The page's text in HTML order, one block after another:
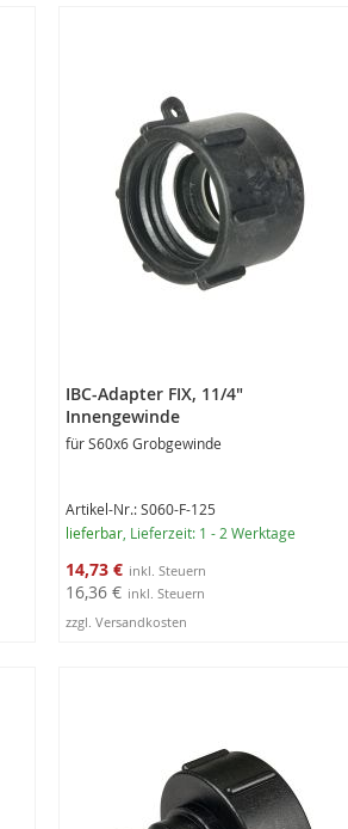
IBC-Adapter FIX, 11/4"
Innengewinde
für S60x6 Grobgewinde
Artikel-Nr.: S060-F-125
lieferbar , Lieferzeit: 1 - 2 Werktage
Sonderangebot
14,73 €
16,36 €
zzgl. Versandkosten